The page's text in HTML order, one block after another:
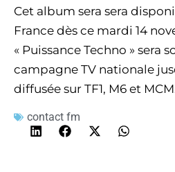
Cet album sera sera
France dès ce mardi 14
« Puissance Techno » sera
campagne TV nationale
diffusée sur TF1, M6 et
contact fm